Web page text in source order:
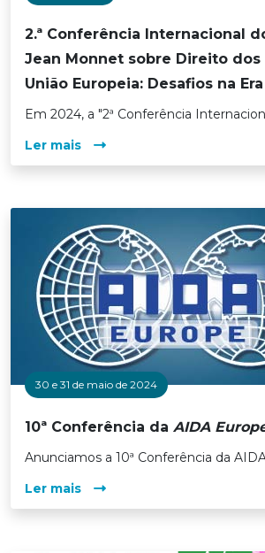
2.ª Conferência Internacional
Jean Monnet sobre Direito dos
União Europeia: Desafios na
Em 2024, a "2ª Conferência
Ler mais
30 e 31 de maio de 2024
10ª Conferência da AIDA
Anunciamos a 10ª Conferência da
Ler mais